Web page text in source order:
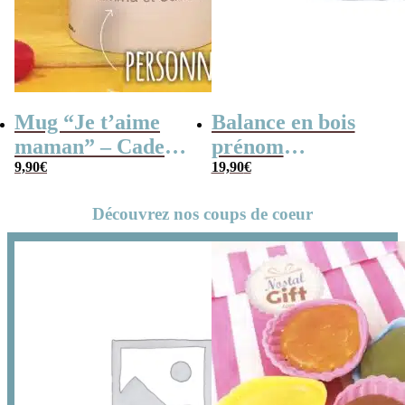
Mug “Je t’aime
maman” – Cadeau
personnalisable
9,90€
Balance en bois
prénom
personnalisable –
merveilleuse des
mamans”
19,90€
Découvrez nos coups de coeur